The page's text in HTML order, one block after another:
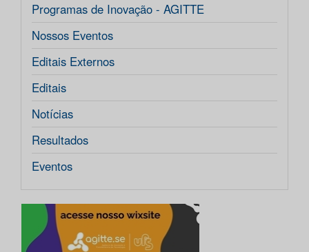
Programas de Inovação - AGITTE
Nossos Eventos
Editais Externos
Editais
Notícias
Resultados
Eventos